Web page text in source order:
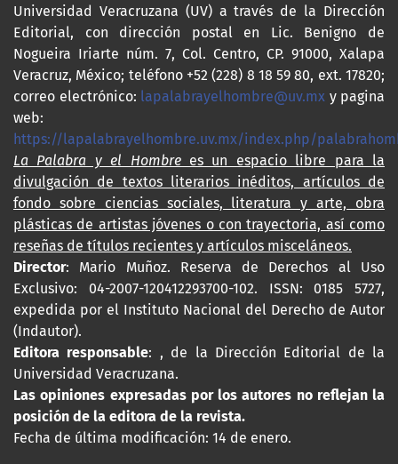
Universidad Veracruzana (UV) a través de la Dirección
Editorial, con dirección postal en Lic. Benigno de
Nogueira Iriarte núm. 7, Col. Centro, CP. 91000, Xalapa
Veracruz, México; teléfono +52 (228) 8 18 59 80, ext. 17820;
correo electrónico: lapalabrayelhombre@uv.mx y pagina
web:
https://lapalabrayelhombre.uv.mx/index.php/
La Palabra y el Hombre es un espacio libre para la
divulgación de textos literarios inéditos, artículos de
fondo sobre ciencias sociales, literatura y arte, obra
plásticas de artistas jóvenes o con trayectoria, así como
reseñas de títulos recientes y artículos misceláneos.
Director: Mario Muñoz. Reserva de Derechos al Uso
Exclusivo: 04-2007-120412293700-102. ISSN: 0185 5727,
expedida por el Instituto Nacional del Derecho de Autor
(Indautor).
Editora responsable: , de la Dirección Editorial de la
Universidad Veracruzana.
Las opiniones expresadas por los autores no reflejan la
posición de la editora de la revista.
Fecha de última modificación: 14 de enero.